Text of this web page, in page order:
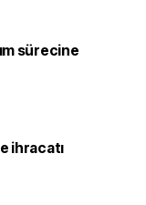
sürecine
ihracatı